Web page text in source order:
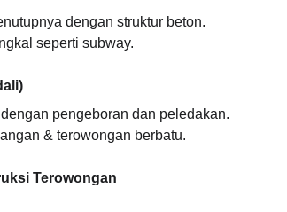
dengan struktur beton.
seperti subway.
pengeboran dan peledakan.
& terowongan berbatu.
Terowongan